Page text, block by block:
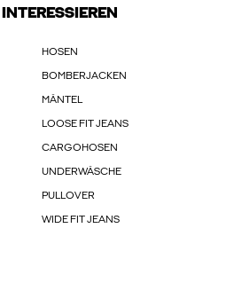
HOSEN
BOMBERJACKEN
MÄNTEL
LOOSE FIT JEANS
CARGOHOSEN
UNDERWÄSCHE
PULLOVER
WIDE FIT JEANS